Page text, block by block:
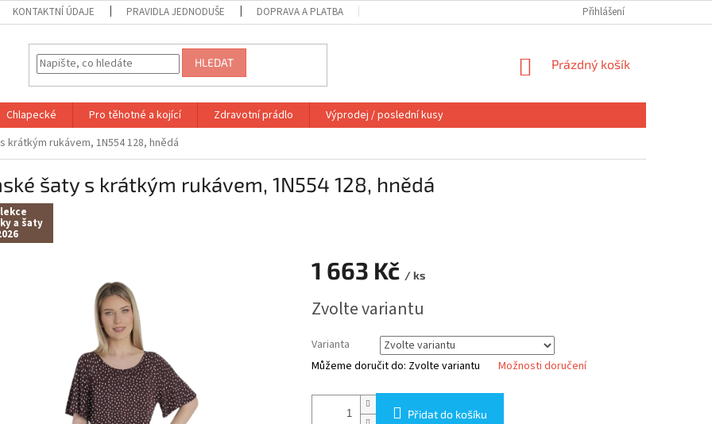
KONTAKTNÍ ÚDAJE PRAVIDLA JEDNODUŠE DOPRAVA A PLATBA VÝMĚNA NEBO VRÁCENÍ
Přihlášení
HLEDAT
NÁKUPNÍ
Prázdný košík
Chlapecké Pro těhotné a kojící Zdravotní prádlo
Výprodej / poslední kusy
krátkým rukávem, 1N554 128, hnědá
šaty s krátkým rukávem, 1N554 128, hnědá
a šaty
1 663 Kč / ks
cena:
Zvolte variantu
Varianta
Můžeme doručit do: Zvolte variantu Možnosti doručení
Přidat do košíku